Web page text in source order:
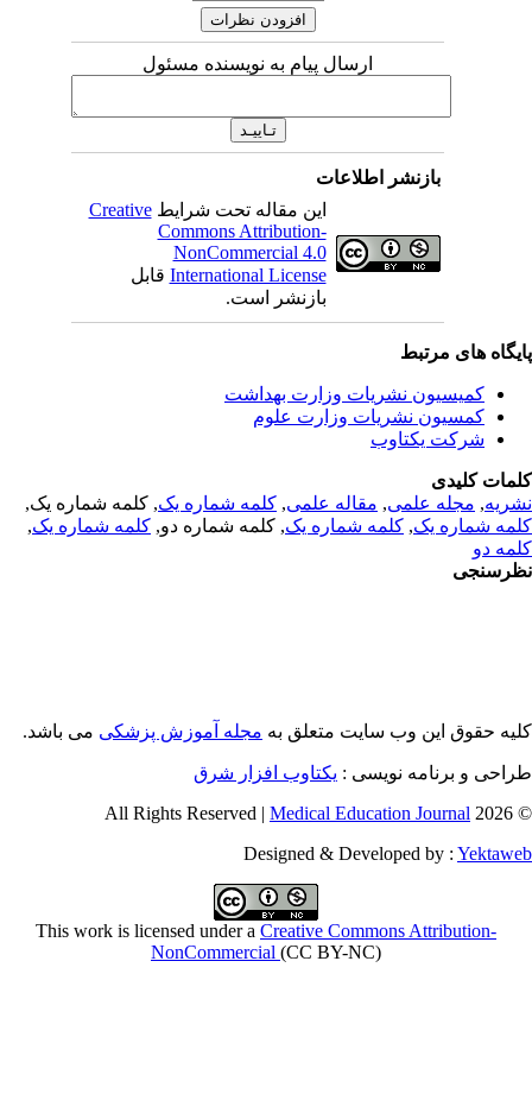
ارسال پیام به نویسنده مسئول
بازنشر اطلاعات
این مقاله تحت شرایطCreative
Commons Attribution-
NonCommercial 4.0
International Licenseقابل
بازنشر است.
های مرتبط
کمیسیون نشریات وزارت بهداشت
کمسیون نشریات وزارت علوم
شرکت یکتاوب
کلیدی
,مجله علمی, مقاله علمی, کلمه شماره یک, کلمه شماره یک,
شماره یک,کلمه شماره یک, کلمه شماره دو,کلمه شماره یک,
دو
حقوق این وب سایت متعلق بهمجله آموزش پزشکیمی باشد.
و برنامه نویسی : یکتاوب افزار شرق
©
Medical Education Journal
Designed & Developed by :
This work is licensed under aCreative Commons Attribution-
NonCommercial(CC BY-NC)